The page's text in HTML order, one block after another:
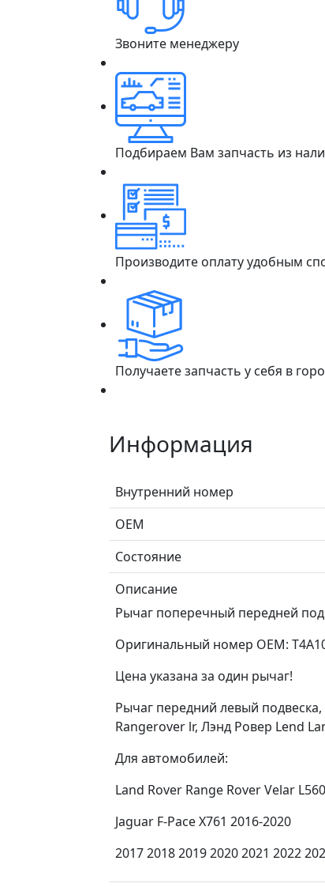
Звоните менеджеру
Подбираем Вам запчасть из
Производите оплату удобным
Получаете запчасть у себя в
Информация
Внутренний номер
ОЕМ
Состояние
Описание
Рычаг поперечный передней
Оригинальный номер OEM:
Цена указана за один рычаг!
Рычаг передний левый
Rangerover lr, Лэнд Ровер Lend
Для автомобилей:
Land Rover Range Rover Velar
Jaguar F-Pace X761 2016-2020
2017 2018 2019 2020 2021 2022